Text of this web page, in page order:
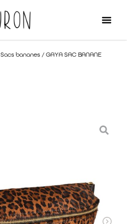
Sacs bananes / GAYA SAC BANANE